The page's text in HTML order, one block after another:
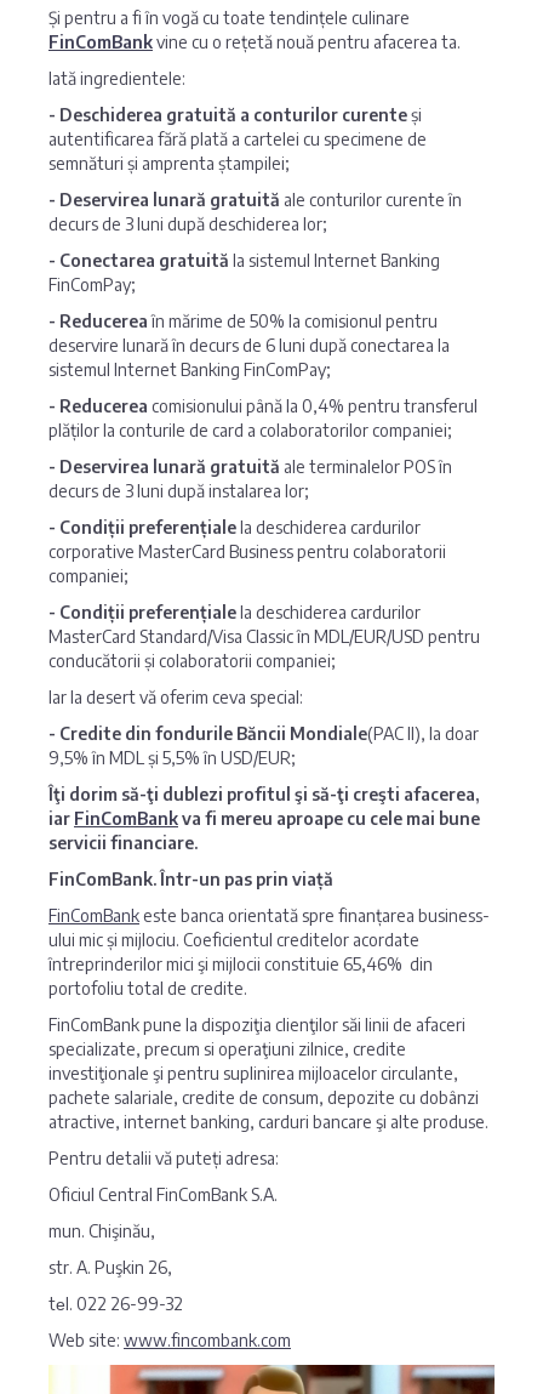
Victoriabank
Și pentru a fi în vogă cu toate tendințele culinare
FinComBankvine cu o rețetă nouă pentru afacerea ta.
Iată ingredientele:
- Deschiderea gratuită a conturilor curenteși
autentificarea fără plată a cartelei cu specimene de
semnături și amprenta ștampilei;
- Deservirea lunară gratuită ale conturilor curente în
decurs de 3 luni după deschiderea lor;
- Conectarea gratuită la sistemul Internet Banking
FinComPay;
- Reducereaîn mărime de 50% la comisionul pentru
deservire lunară în decurs de 6 luni după conectarea la
sistemul Internet Banking FinComPay;
- Reducerea comisionului până la 0,4% pentru transferul
plăților la conturile de card a colaboratorilor companiei;
- Deservirea lunară gratuită ale terminalelor POS în
decurs de 3 luni după instalarea lor;
- Condiții preferențialela deschiderea cardurilor
corporative MasterCard Business pentru colaboratorii
companiei;
- Condiții preferențialela deschiderea cardurilor
MasterCard Standard/Visa Classic în MDL/EUR/USD pentru
conducătorii și colaboratorii companiei;
Iar la desert vă oferim ceva special:
- Credite din fondurile Băncii Mondiale(PAC II), la doar
9,5% în MDL și 5,5% în USD/EUR;
Îţi dorim să-ţi dublezi profitul şi să-ţi creşti afacerea,
iar FinComBankva fi mereu aproape cu cele mai bune
servicii financiare.
FinComBank. Într-un pas prin viață
FinComBank este banca orientată spre finanțarea business-
ului mic și mijlociu. Coeficientul creditelor acordate
întreprinderilor mici şi mijlocii constituie 65,46% din
portofoliu total de credite.
FinComBank pune la dispoziţia clienţilor săi linii de afaceri
specializate, precum si operaţiuni zilnice, credite
investiţionale şi pentru suplinirea mijloacelor circulante,
pachete salariale, credite de consum, depozite cu dobânzi
atractive, internet banking, carduri bancare şi alte produse.
Pentru detalii vă puteți adresa:
Oficiul Central FinComBank S.A.
mun. Chişinău,
str. A. Puşkin 26,
tеl. 022 26-99-32
Web site: www.fincombank.com